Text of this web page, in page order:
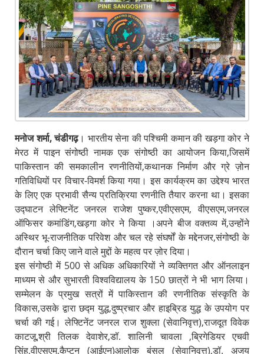
मनोज शर्मा, चंडीगढ़। भारतीय सेना की पश्चिमी कमान की खड़गा कोर ने
मेरठ में पाइन संगोष्ठी नामक एक संगोष्ठी का आयोजन किया,जिसमें
पाकिस्तान की समकालीन रणनीतियों,कथानक निर्माण और ग्रे ज़ोन
गतिविधियों पर विचार-विमर्श किया गया। इस कार्यक्रम का उद्देश्य भारत
के लिए एक प्रभावी सैन्य प्रतिक्रिया रणनीति तैयार करना था। इसका
उद्घाटन लेफ्टिनेंट जनरल राजेश पुष्कर,एवीएसएम, वीएसएम,जनरल
ऑफिसर कमांडिंग,खड़गा कोर ने किया ।अपने बीज वक्तव्य में,उन्होंने
अस्थिर भू-राजनीतिक परिवेश और चल रहे संघर्षों के मद्देनजर,संगोष्ठी के
दौरान चर्चा किए जाने वाले मुद्दों के महत्व पर ज़ोर दिया।
इस संगोष्ठी में 500 से अधिक अधिकारियों ने व्यक्तिगत और ऑनलाइन
माध्यम से और सुभारती विश्वविद्यालय के 150 छात्रों ने भी भाग लिया।
सम्मेलन के प्रमुख सत्रों में पाकिस्तान की रणनीतिक संस्कृति के
विकास,उसके द्वारा छद्म युद्ध,दुष्प्रचार और हाइब्रिड युद्ध के उपयोग पर
चर्चा की गई। लेफ्टिनेंट जनरल राज शुक्ला (सेवानिवृत्त),राजदूत विवेक
काटजू,श्री तिलक देवाशेर,डॉ. शालिनी चावला ,ब्रिगेडियर एचवी
सिंह,वीएसएम,कैप्टन (आईएन)आलोक बंसल (सेवानिवृत्त),डॉ. अजय